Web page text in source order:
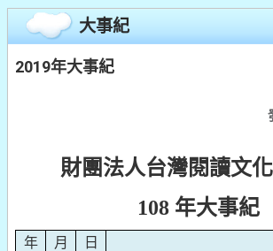
大事紀
2019年大事紀
財團法人台灣閱讀文
108 年大事紀
年 月 日